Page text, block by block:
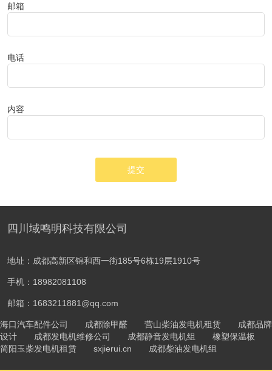
邮箱
电话
内容
提交
四川域鸣明科技有限公司
地址：成都高新区锦和西一街185号6栋19层1910号
手机：18982081108
邮箱：1683211881@qq.com
海口汽车配件公司 成都除甲醛 营山柴油发电机租赁
成都品牌
设计
成都发电机维修公司 成都静音发电机组
橡塑保温板
简阳玉柴发电机租赁
sxjierui.cn 成都柴油发电机组